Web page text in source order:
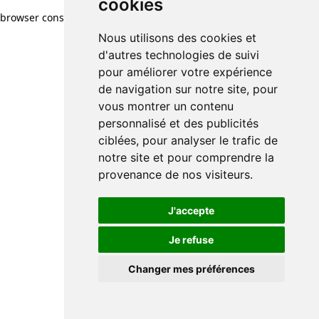
cookies
Nous utilisons des cookies et
d'autres technologies de suivi
pour améliorer votre expérience
de navigation sur notre site, pour
vous montrer un contenu
personnalisé et des publicités
ciblées, pour analyser le trafic de
notre site et pour comprendre la
provenance de nos visiteurs.
J'accepte
Je refuse
Changer mes préférences
browser console for more information)